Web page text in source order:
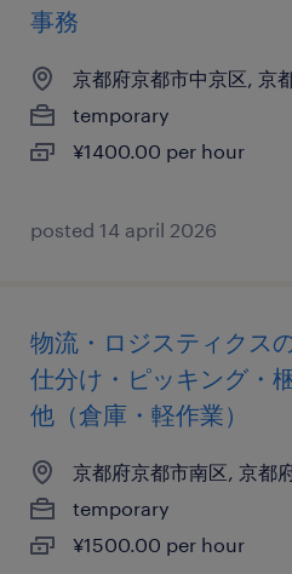
事務
京都府京都市中京区, 京
temporary
¥1400.00 per hour
posted 14 april 2026
物流・ロジスティクス
仕分け・ピッキング・
他（倉庫・軽作業）
京都府京都市南区, 京都
temporary
¥1500.00 per hour